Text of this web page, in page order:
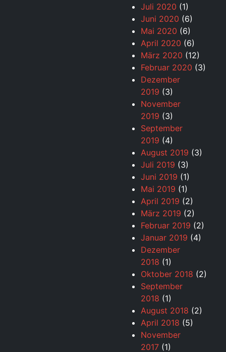
Juli 2020 (1)
Juni 2020 (6)
Mai 2020 (6)
April 2020 (6)
März 2020 (12)
Februar 2020 (3)
Dezember
2019 (3)
November
2019 (3)
September
2019 (4)
August 2019 (3)
Juli 2019 (3)
Juni 2019 (1)
Mai 2019 (1)
April 2019 (2)
März 2019 (2)
Februar 2019 (2)
Januar 2019 (4)
Dezember
2018 (1)
Oktober 2018 (2)
September
2018 (1)
August 2018 (2)
April 2018 (5)
November
2017 (1)